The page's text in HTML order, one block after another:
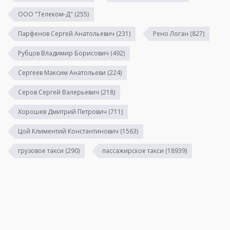
ООО "Телеком-Д" (255)
Парфенов Сергей Анатольевич (231) Рено Логан (827)
Рубцов Владимир Борисович (492)
Сергеев Максим Анатольеви (224)
Серов Сергей Валерьевич (218)
Хорошев Дмитрий Петрович (711)
Цой Климентий Константинович (1563)
грузовое такси (290) пассажирское такси (18939)